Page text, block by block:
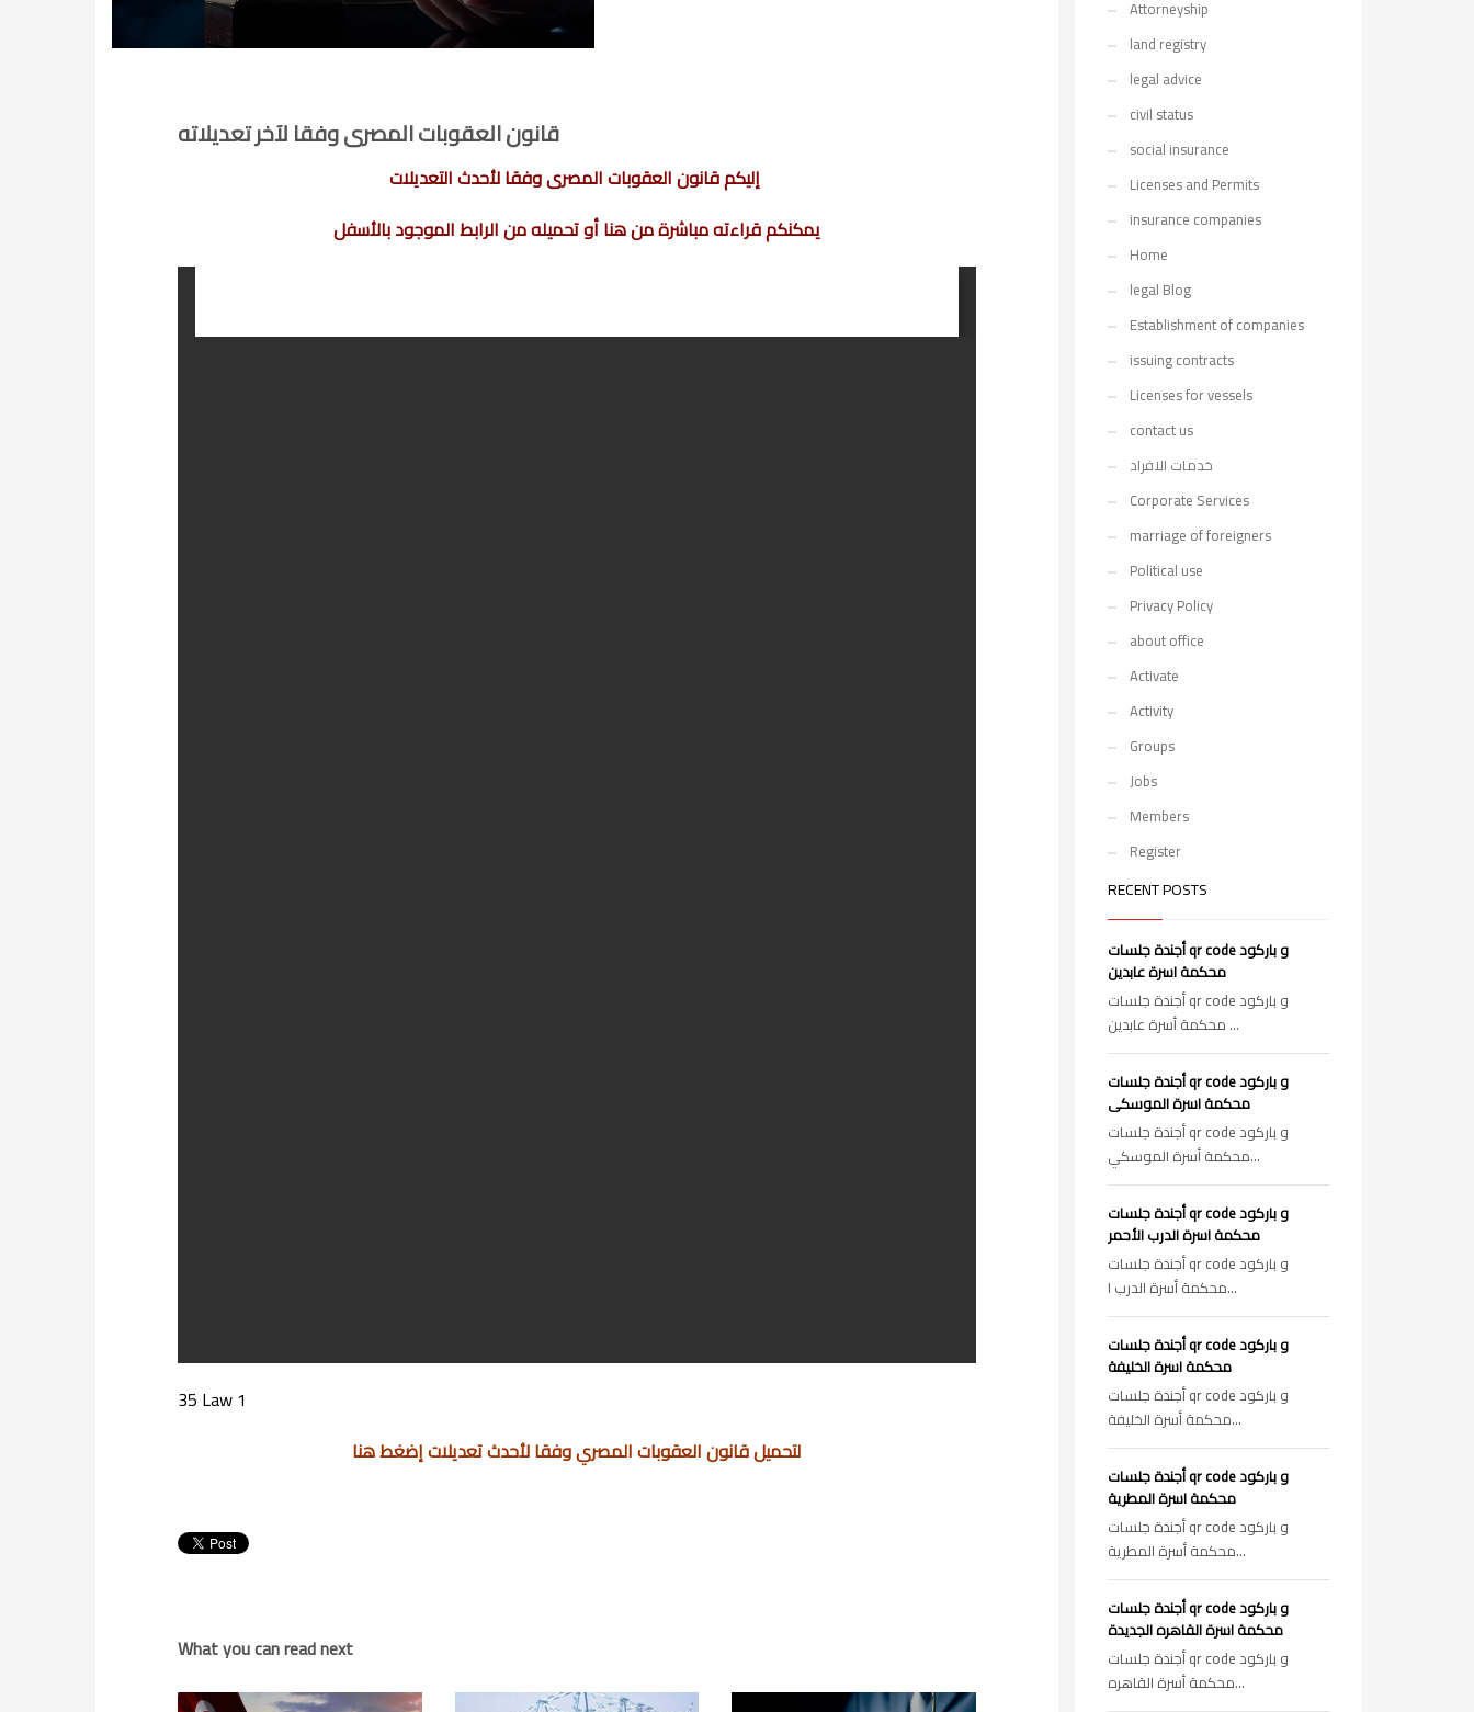
قانون العقوبات المصرى وفقا لآخر تعديلاته
إليكم قانون العقوبات المصرى وفقا لأحدث التعديلات
يمكنكم قراءته مباشرة من هنا أو تحميله من الرابط الموجود بالأسفل
35 Law 1
لتحميل قانون العقوبات المصري وفقا لأحدث تعديلات إضغط هنا
What you can read next
Attorneyship
land registry
legal advice
civil status
social insurance
Licenses and Permits
insurance companies
Home
legal Blog
Establishment of companies
issuing contracts
Licenses for vessels
contact us
خدمات الافراد
Corporate Services
marriage of foreigners
Political use
Privacy Policy
about office
Activate
Activity
Groups
Jobs
Members
Register
RECENT POSTS
أجندة جلسات qr code و باركود
محكمة اسرة عابدين
أجندة جلسات qr code و باركود
محكمة أسرة عابدين ...
أجندة جلسات qr code و باركود
محكمة اسرة الموسكى
أجندة جلسات qr code و باركود
محكمة أسرة الموسكي...
أجندة جلسات qr code و باركود
محكمة اسرة الدرب الأحمر
أجندة جلسات qr code و باركود
محكمة أسرة الدرب ا...
أجندة جلسات qr code و باركود
محكمة اسرة الخليفة
أجندة جلسات qr code و باركود
محكمة أسرة الخليفة...
أجندة جلسات qr code و باركود
محكمة اسرة المطرية
أجندة جلسات qr code و باركود
محكمة أسرة المطرية...
أجندة جلسات qr code و باركود
محكمة اسرة القاهره الجديدة
أجندة جلسات qr code و باركود
محكمة أسرة القاهره...